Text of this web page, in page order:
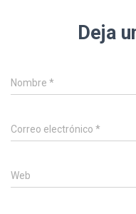
Deja
Nombre *
Correo electrónico *
Web